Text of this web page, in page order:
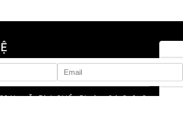
Nguyễn Đình Chiểu, Phường 04, Quận 3,